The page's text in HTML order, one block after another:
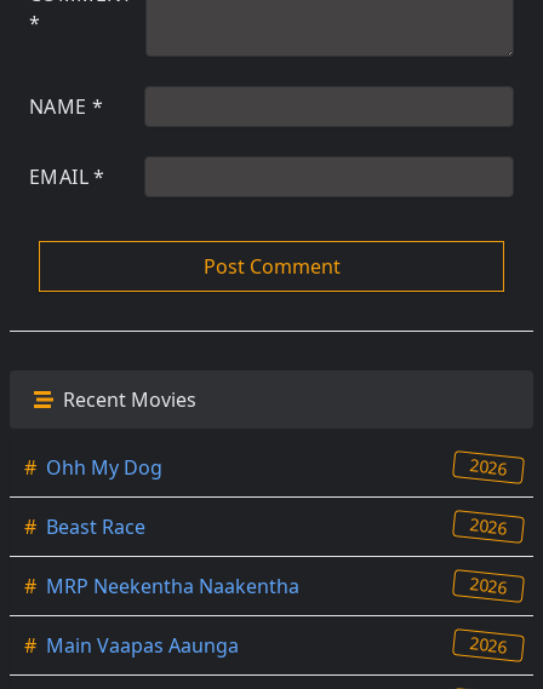
*
NAME *
EMAIL*
Recent Movies
# Ohh My Dog 2026
# Beast Race 2026
# MRP Neekentha Naakentha 2026
# Main Vaapas Aaunga 2026